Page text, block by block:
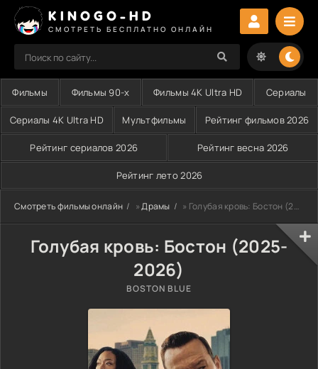
KINOGO-HD
СМОТРЕТЬ БЕСПЛАТНО ОНЛАЙН
Фильмы Фильмы 90-х Фильмы 4K Ultra HD Сериалы
Сериалы 4K Ultra HD Мультфильмы Рейтинг фильмов 2026
Рейтинг сериалов 2026 Рейтинг весна 2026
Рейтинг лето 2026
Смотреть фильмы онлайн »Драмы » Голубая кровь: Бостон (2025-2026)
Голубая кровь: Бостон (2025-
2026)
BOSTON BLUE